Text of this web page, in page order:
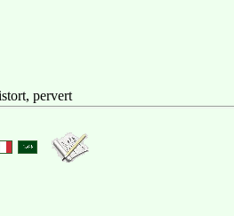
pervert